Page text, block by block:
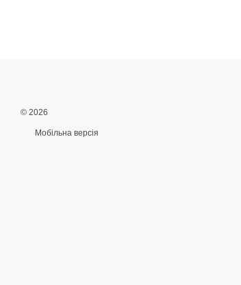
© 2026
Мобільна версія